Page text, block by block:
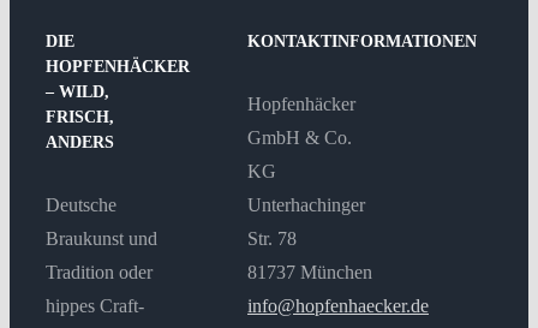
Die
Optionen
können
auf
Produktseite
gewählt
werden
DIE
HOPFENHÄCKER
– WILD,
FRISCH,
ANDERS
Deutsche
Braukunst und
Tradition oder
hippes Craft-
KONTAKTINFORMATIONEN
Hopfenhäcker
GmbH & Co.
KG
Unterhachinger
Str. 78
81737 München
info@hopfenhaecker.de